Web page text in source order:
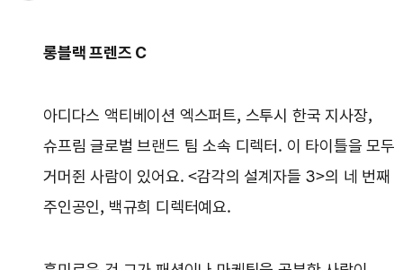
롱블랙 프렌즈 C
아디다스 액티베이션 엑스퍼트, 스투시 한국 지사장,
슈프림 글로벌 브랜드 팀 소속 디렉터. 이 타이틀을 모두
거머쥔 사람이 있어요. <감각의 설계자들 3>의 네 번째
주인공인, 백규희 디렉터예요.